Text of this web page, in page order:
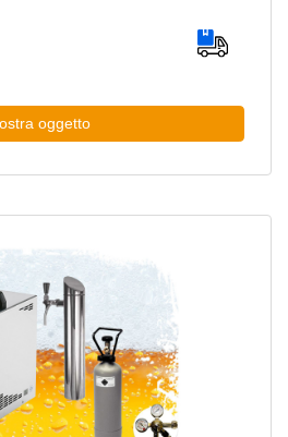
oggetto